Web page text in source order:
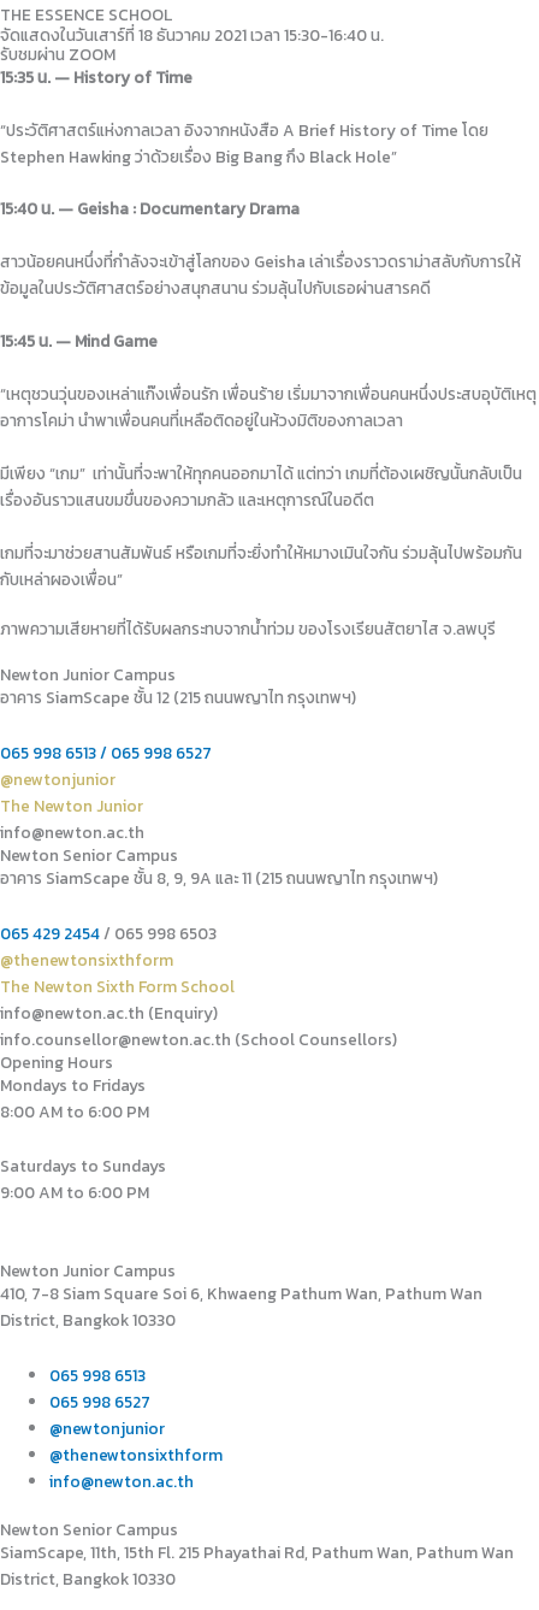
THE ESSENCE SCHOOL
จัดแสดงในวันเสาร์ที่ 18 ธันวาคม 2021 เวลา 15:30-16:40 น.
รับชมผ่าน ZOOM
15:35 น. — History of Time
“ประวัติศาสตร์แห่งกาลเวลา อิงจากหนังสือ A Brief History of Time โดย
Stephen Hawking ว่าด้วยเรื่อง Big Bang กึง Black Hole”
15:40 น. — Geisha : Documentary Drama
สาวน้อยคนหนึ่งที่กำลังจะเข้าสู่โลกของ Geisha เล่าเรื่องราวดราม่าสลับกับการให้
ข้อมูลในประวัติศาสตร์อย่างสนุกสนาน ร่วมลุ้นไปกับเธอผ่านสารคดี
15:45 น. — Mind Game
“เหตุชวนวุ่นของเหล่าแก๊งเพื่อนรัก เพื่อนร้าย เริ่มมาจากเพื่อนคนหนึ่งประสบอุบัติเหตุ
อาการโคม่า นำพาเพื่อนคนที่เหลือติดอยู่ในห้วงมิติของกาลเวลา
มีเพียง “เกม” เท่านั้นที่จะพาให้ทุกคนออกมาได้ แต่ทว่า เกมที่ต้องเผชิญนั้นกลับเป็น
เรื่องอันราวแสนขมขื่นของความกลัว และเหตุการณ์ในอดีต
เกมที่จะมาช่วยสานสัมพันธ์ หรือเกมที่จะยิ่งทำให้หมางเมินใจกัน ร่วมลุ้นไปพร้อมกัน
กับเหล่าผองเพื่อน”
ภาพความเสียหายที่ได้รับผลกระทบจากน้ำท่วม ของโรงเรียนสัตยาไส จ.ลพบุรี
Newton Junior Campus
อาคาร SiamScape ชั้น 12 (215 ถนนพญาไท กรุงเทพฯ)
065 998 6513 / 065 998 6527
@newtonjunior
The Newton Junior
info@newton.ac.th
Newton Senior Campus
อาคาร SiamScape ชั้น 8, 9, 9A และ 11 (215 ถนนพญาไท กรุงเทพฯ)
065 429 2454/ 065 998 6503
@thenewtonsixthform
The Newton Sixth Form School
info@newton.ac.th (Enquiry)
info.counsellor@newton.ac.th (School Counsellors)​
Opening Hours
Mondays to Fridays
8:00 AM to 6:00 PM
Saturdays to Sundays
9:00 AM to 6:00 PM
Newton Junior Campus
410, 7-8 Siam Square Soi 6, Khwaeng Pathum Wan, Pathum Wan
District, Bangkok 10330
065 998 6513
065 998 6527
@newtonjunior
@thenewtonsixthform
info@newton.ac.th
Newton Senior Campus
SiamScape, 11th, 15th Fl. 215 Phayathai Rd, Pathum Wan, Pathum Wan
District, Bangkok 10330